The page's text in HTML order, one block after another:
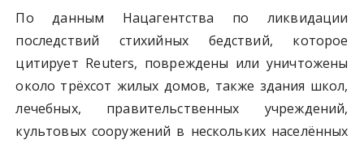
По данным Нацагентства по ликвидации
последствий стихийных бедствий, которое
цитирует Reuters, повреждены или уничтожены
около трёхсот жилых домов, также здания школ,
лечебных, правительственных учреждений,
культовых сооружений в нескольких населённых